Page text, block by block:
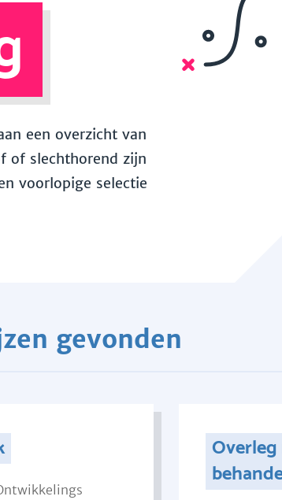
een overzicht van
of slechthorend zijn
voorlopige selectie
gevonden